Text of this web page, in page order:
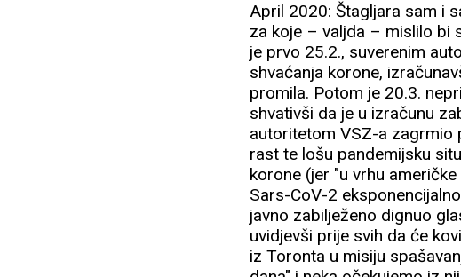
April 2020: Štagljara sam i
za koje – valjda – mislilo bi
je prvo 25.2., suverenim
shvaćanja korone,
promila. Potom je 20.3.
shvativši da je u izračunu
autoritetom VSZ-a zagrmio
rast te lošu pandemijsku
korone (jer "u vrhu
Sars-CoV-2
javno zabilježeno dignuo
uvidjevši prije svih da će
iz Toronta u misiju